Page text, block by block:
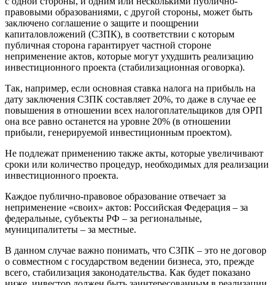
правовыми образованиями, с другой стороны, может быть
заключено соглашение о защите и поощрении
капиталовложений (СЗПК), в соответствии с которым
публичная сторона гарантирует частной стороне
неприменение актов, которые могут ухудшить реализацию
инвестиционного проекта (стабилизационная оговорка).
Так, например, если основная ставка налога на прибыль на
дату заключения СЗПК составляет 20%, то даже в случае ее
повышения в отношении всех налогоплательщиков для ОРП
она все равно останется на уровне 20% (в отношении
прибыли, генерируемой инвестиционным проектом).
Не подлежат применению также акты, которые увеличивают
сроки или количество процедур, необходимых для реализации
инвестиционного проекта.
Каждое публично-правовое образование отвечает за
неприменение «своих» актов: Российская Федерация – за
федеральные, субъекты РФ – за региональные,
муниципалитеты – за местные.
В данном случае важно понимать, что СЗПК – это не договор
о совместном с государством ведении бизнеса, это, прежде
всего, стабилизация законодательства. Как будет показано